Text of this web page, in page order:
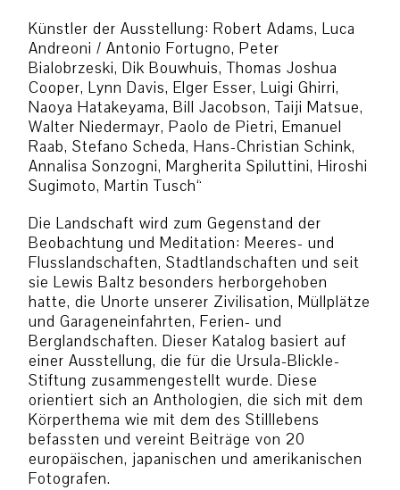
Künstler der Ausstellung: Robert Adams, Luca
Andreoni / Antonio Fortugno, Peter
Bialobrzeski, Dik Bouwhuis, Thomas Joshua
Cooper, Lynn Davis, Elger Esser, Luigi Ghirri,
Naoya Hatakeyama, Bill Jacobson, Taiji Matsue,
Walter Niedermayr, Paolo de Pietri, Emanuel
Raab, Stefano Scheda, Hans-Christian Schink,
Annalisa Sonzogni, Margherita Spiluttini, Hiroshi
Sugimoto, Martin Tusch“
Die Landschaft wird zum Gegenstand der
Beobachtung und Meditation: Meeres- und
Flusslandschaften, Stadtlandschaften und seit
sie Lewis Baltz besonders herborgehoben
hatte, die Unorte unserer Zivilisation, Müllplätze
und Garageneinfahrten, Ferien- und
Berglandschaften. Dieser Katalog basiert auf
einer Ausstellung, die für die Ursula-Blickle-
Stiftung zusammengestellt wurde. Diese
orientiert sich an Anthologien, die sich mit dem
Körperthema wie mit dem des Stilllebens
befassten und vereint Beiträge von 20
europäischen, japanischen und amerikanischen
Fotografen.